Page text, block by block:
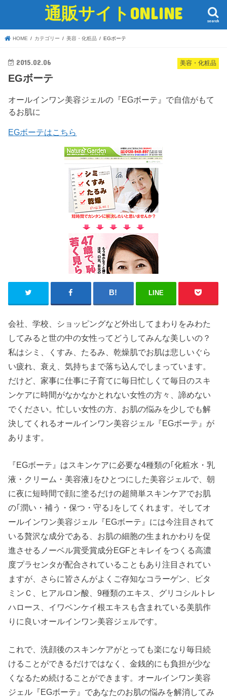
通販サイトONLINE search
HOME カテゴリー 美容・化粧品 EGボーテ
美容・化粧品
2015.02.06
EGボーテ
オールインワン美容ジェルの『EGボーテ』で自信がもて
るお肌に
EGボーテはこちら
LINE
会社、学校、ショッピングなど外出してまわりをみわた
してみると世の中の女性ってどうしてみんな美しいの？
私はシミ、くすみ、たるみ、乾燥肌でお肌は悲しいぐら
い疲れ、衰え、気持ちまで落ち込んでしまっています。
だけど、家事に仕事に子育てに毎日忙しくて毎日のスキ
ンケアに時間がなかなかとれない女性の方々、諦めない
でください。忙しい女性の方、お肌の悩みを少しでも解
決してくれるオールインワン美容ジェル『EGボーテ』が
あります。
『EGボーテ』はスキンケアに必要な4種類の｢化粧水・乳
液・クリーム・美容液｣をひとつにした美容ジェルで、朝
に夜に短時間で顔に塗るだけの超簡単スキンケアでお肌
の｢潤い・補う・保つ・守る｣をしてくれます。そしてオ
ールインワン美容ジェル『EGボーテ』には今注目されて
いる贅沢な成分である、お肌の細胞の生まれかわりを促
進させるノーベル賞受賞成分EGFとキレイをつくる高濃
度プラセンタが配合されていることもあり注目されてい
ますが、さらに皆さんがよくご存知なコラーゲン、ビタ
ミンＣ、ヒアルロン酸、9種類のエキス、グリコシルトレ
ハロース、イワベンケイ根エキスも含まれている美肌作
りに良いオールインワン美容ジェルです。
これで、洗顔後のスキンケアがとっても楽になり毎日続
けることができるだけではなく、金銭的にも負担が少な
くなるため続けることができます。オールインワン美容
ジェル『EGボーテ』であなたのお肌の悩みを解消してみ